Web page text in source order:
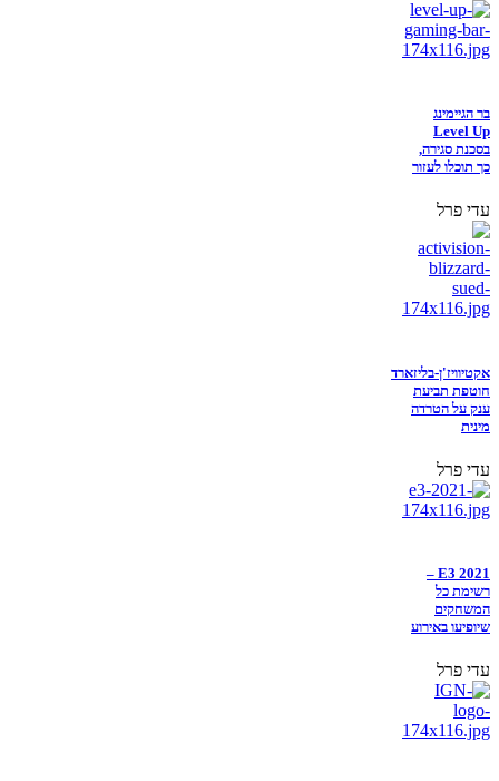
בר הגיימינג
Level Up
בסכנת סגירה,
כך תוכלו לעזור
עדי פרל
אקטיוויז'ן-בליזארד
חוטפת תביעת
ענק על הטרדה
מינית
עדי פרל
E3 2021 –
רשימת כל
המשחקים
שיופיעו באירוע
עדי פרל